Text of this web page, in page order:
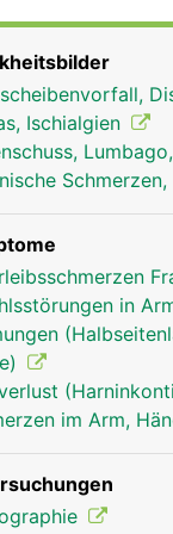
der
versorgt jedes
über
etc.) aus dem
Herdplatte,
das Hirn den
wird zurück
Ischialgien
in
im Arm,